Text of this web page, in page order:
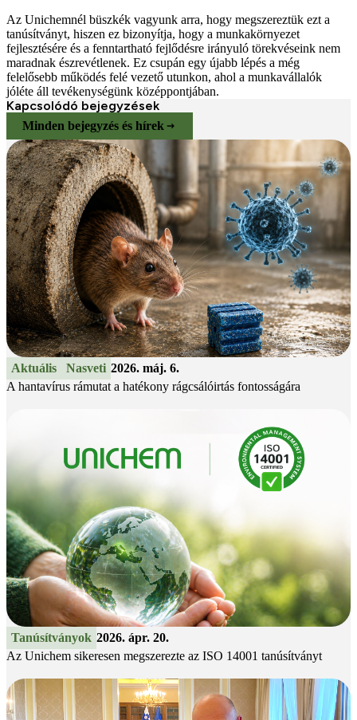
Az Unichemnél büszkék vagyunk arra, hogy megszereztük ezt a
tanúsítványt, hiszen ez bizonyítja, hogy a munkakörnyezet
fejlesztésére és a fenntartható fejlődésre irányuló törekvéseink nem
maradnak észrevétlenek. Ez csupán egy újabb lépés a még
felelősebb működés felé vezető utunkon, ahol a munkavállalók
jóléte áll tevékenységünk középpontjában.
Kapcsolódó bejegyzések
Minden bejegyzés és hírek
Aktuális Nasveti 2026. máj. 6.
A hantavírus rámutat a hatékony rágcsálóirtás fontosságára
Tanúsítványok 2026. ápr. 20.
Az Unichem sikeresen megszerezte az ISO 14001 tanúsítványt